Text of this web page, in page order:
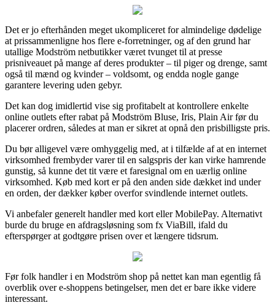
Det er jo efterhånden meget ukompliceret for almindelige dødelige
at prissammenligne hos flere e-forretninger, og af den grund har
utallige Modström netbutikker været tvunget til at presse
prisniveauet på mange af deres produkter – til piger og drenge, samt
også til mænd og kvinder – voldsomt, og endda nogle gange
garantere levering uden gebyr.
Det kan dog imidlertid vise sig profitabelt at kontrollere enkelte
online outlets efter rabat på Modström Bluse, Iris, Plain Air før du
placerer ordren, således at man er sikret at opnå den prisbilligste pris.
Du bør alligevel være omhyggelig med, at i tilfælde af at en internet
virksomhed frembyder varer til en salgspris der kan virke hamrende
gunstig, så kunne det tit være et faresignal om en uærlig online
virksomhed. Køb med kort er på den anden side dækket ind under
en orden, der dækker køber overfor svindlende internet outlets.
Vi anbefaler generelt handler med kort eller MobilePay. Alternativt
burde du bruge en afdragsløsning som fx ViaBill, ifald du
efterspørger at godtgøre prisen over et længere tidsrum.
Før folk handler i en Modström shop på nettet kan man egentlig få
overblik over e-shoppens betingelser, men det er bare ikke videre
interessant.